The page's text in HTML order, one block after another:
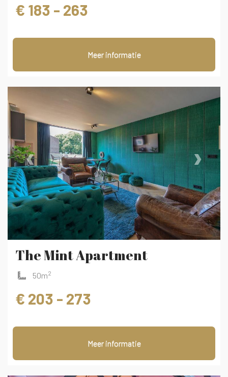
€ 183 - 263
Meer informatie
‹ ›
The Mint Apartment
50m2
€ 203 - 273
Meer informatie